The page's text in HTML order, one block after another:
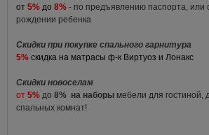
от 5% до 8% - по предъявлению паспорта, или
рождении ребенка
Скидки при покупке спального гарнитура
5% скидка на матрасы ф-к Виртуоз и Лонакс
Скидки новоселам
от 5% до 8% на наборы мебели для гостиной,
спальных комнат!